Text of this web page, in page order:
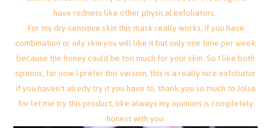
have redness like other physical exfoliators.
For my dry-sensitive skin this mask really works, if you have
combination or oily skin you will like it but only one time per week
because the honey could be too much for your skin. So I like both
options, for now I prefer this version, this is a really nice exfoliator
if you haven't alredy try it you have to, thank you so much to Jolse
for let me try this product, like always my opinions is completely
honest with you.